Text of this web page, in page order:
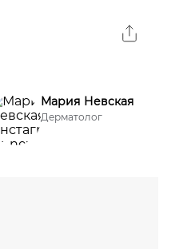
Мария Невская
Дерматолог